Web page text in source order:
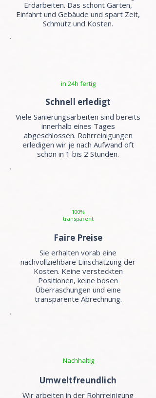
Erdarbeiten. Das schont Garten,
Einfahrt und Gebäude und spart Zeit,
Schmutz und Kosten.
in 24h fertig
Schnell erledigt
Viele Sanierungsarbeiten sind bereits
innerhalb eines Tages
abgeschlossen. Rohrreinigungen
erledigen wir je nach Aufwand oft
schon in 1 bis 2 Stunden.
100%
transparent
Faire Preise
Sie erhalten vorab eine
nachvollziehbare Einschätzung der
Kosten. Keine versteckten
Positionen, keine bösen
Überraschungen und eine
transparente Abrechnung.
Nachhaltig
Umweltfreundlich
Wir arbeiten in der Rohrreinigung